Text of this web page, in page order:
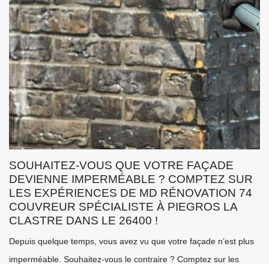
SOUHAITEZ-VOUS QUE VOTRE FAÇADE
DEVIENNE IMPERMÉABLE ? COMPTEZ SUR
LES EXPÉRIENCES DE MD RÉNOVATION 74
COUVREUR SPÉCIALISTE À PIEGROS LA
CLASTRE DANS LE 26400 !
Depuis quelque temps, vous avez vu que votre façade n’est plus
imperméable. Souhaitez-vous le contraire ? Comptez sur les